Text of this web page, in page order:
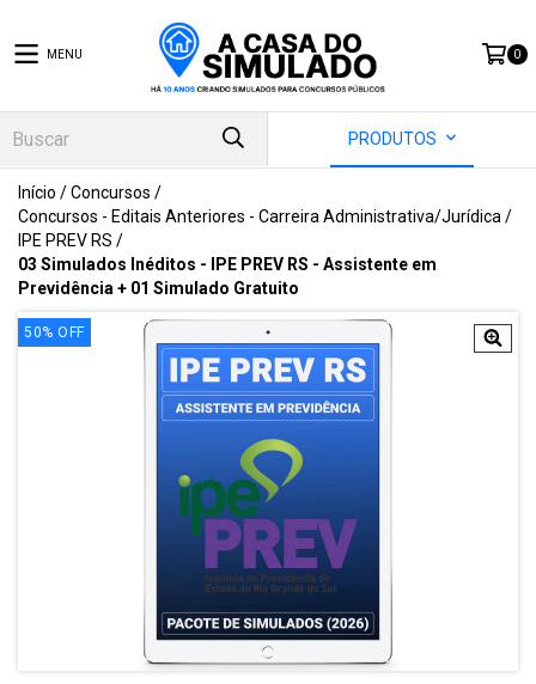
MENU 0
PRODUTOS
Início /Concursos /
Concursos - Editais Anteriores - Carreira Administrativa/Jurídica /
IPE PREV RS /
03 Simulados Inéditos - IPE PREV RS - Assistente em
Previdência + 01 Simulado Gratuito
50% OFF